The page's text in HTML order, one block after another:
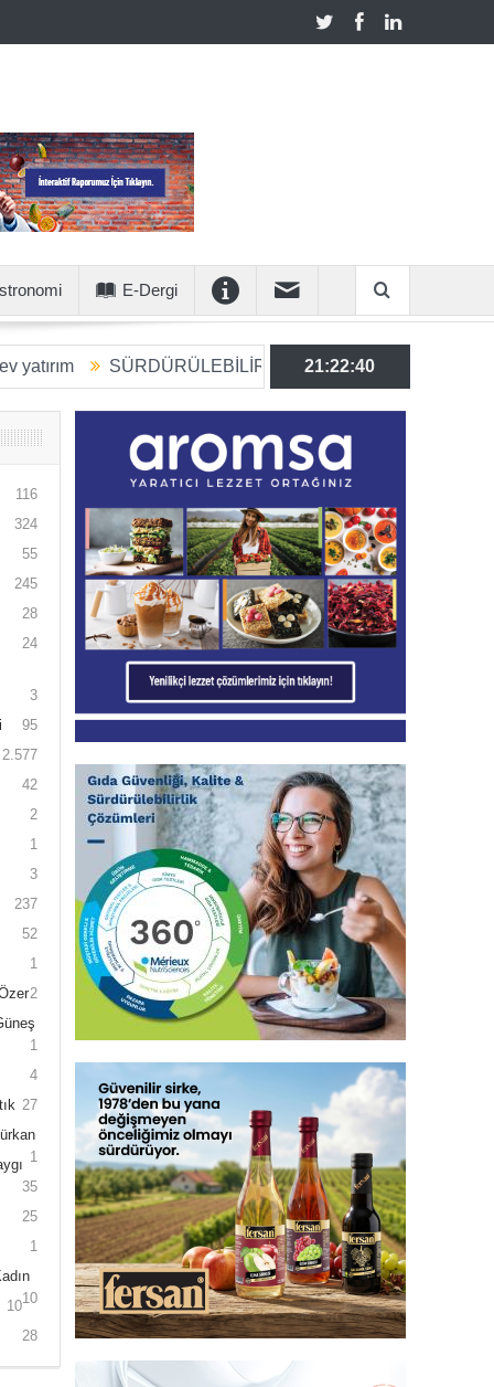
E-Dergi
SÜRDÜRÜLEBİLİR ÜRETİME 6 MİLYON EUROLUK
21:22:41
116
324
55
245
28
24
3
95
2.577
42
2
1
3
237
52
1
2
1
4
27
1
35
25
1
10
10
28